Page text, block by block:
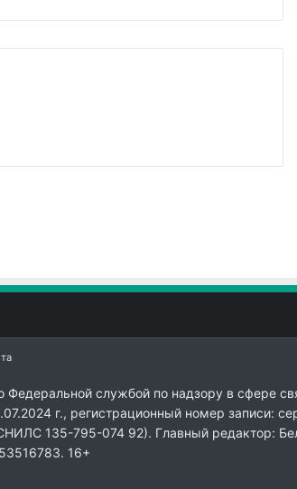
Федеральной службой по надзору в сфере
г., регистрационный номер записи:
135-795-074 92). Главный редактор:
16+